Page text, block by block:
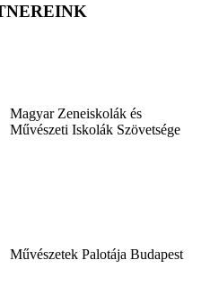
Magyar Zeneiskolák és
Művészeti Iskolák Szövetsége
Művészetek Palotája Budapest